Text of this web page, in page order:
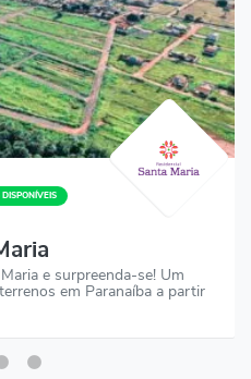
DISPONÍVEIS
e surpreenda-se! Um
em Paranaíba a partir